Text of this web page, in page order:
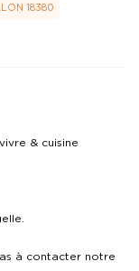
18380
& cuisine
à contacter notre